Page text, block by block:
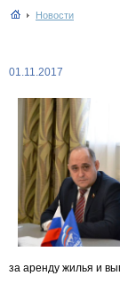
Новости
01.11.2017
за аренду жилья и